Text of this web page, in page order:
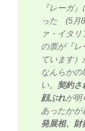
『レーガ
った (5月8
ァ・イタ
の票が『レ
ています
なんらかの
い。 契約さ
顔ぶれが明
あったかが
発展相、財